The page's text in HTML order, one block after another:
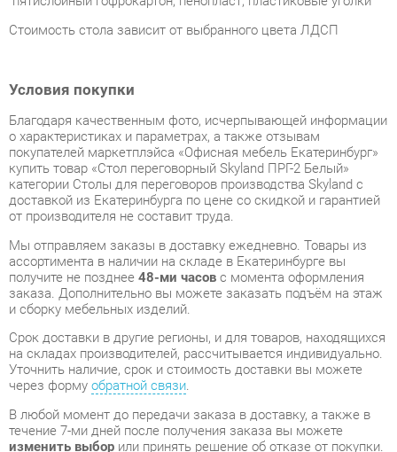
Условия покупки
Благодаря качественным фото, исчерпывающей информации
купить товар «Стол переговорный Skyland ПРГ-2 Белый»
категории Столы для переговоров производства Skyland с
доставкой из Екатеринбурга по цене со скидкой и гарантией
от производителя не составит труда.
Мы отправляем заказы в доставку ежедневно. Товары из
ассортимента в наличии на складе в Екатеринбурге вы
получите не позднее48-ми часовс момента оформления
заказа. Дополнительно вы можете заказать подъём на этаж
и сборку мебельных изделий.
Срок доставки в другие регионы, и для товаров, находящихся
на складах производителей, рассчитывается индивидуально.
Уточнить наличие, срок и стоимость доставки вы можете
через формуобратной связи.
В любой момент до передачи заказа в доставку, а также в
течение 7-ми дней после получения заказа вы можете
изменить выборили принять решение об отказе от покупки.
Несмотря на качественную упаковку, столы для переговоров
могут быть повреждены при транспортировке. Если Вы
заметили дефект при приёме - мы заменим поврежденную
деталь.Повторная доставка товара -бесплатна.